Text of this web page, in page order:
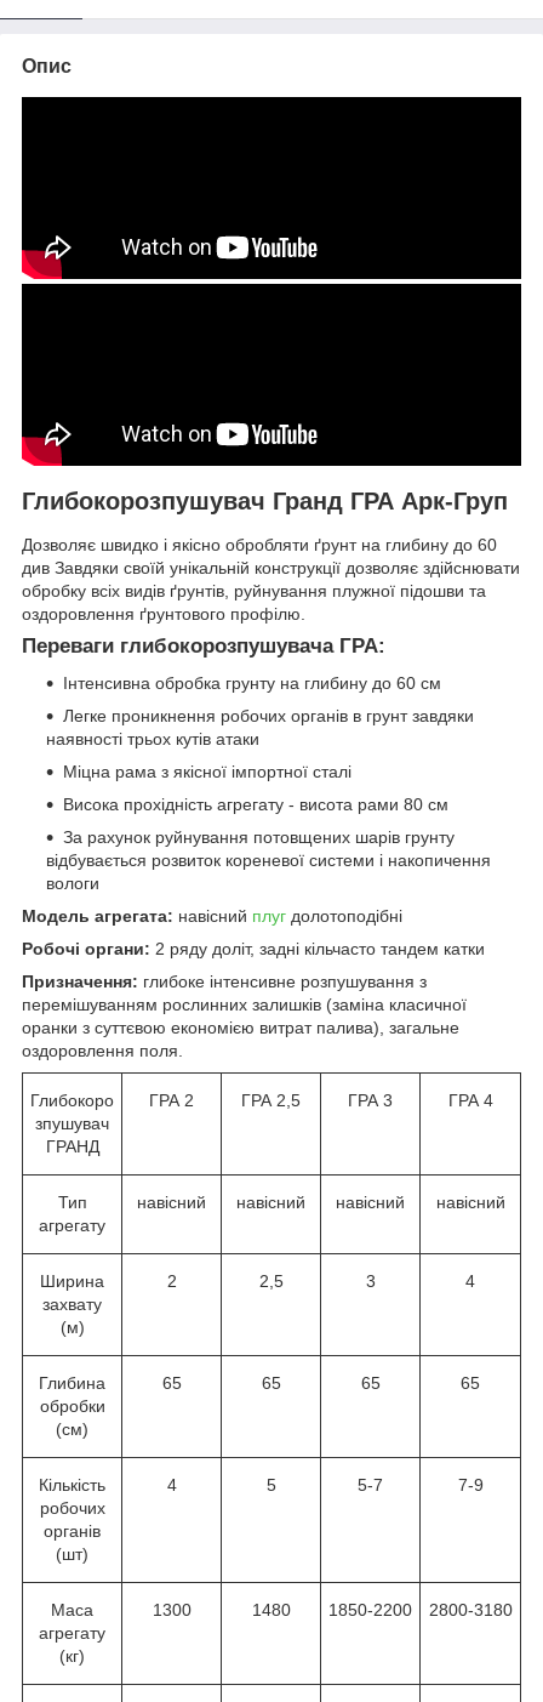
Опис
Глибокорозпушувач Гранд ГРА Арк-Груп
Дозволяє швидко і якісно обробляти ґрунт на глибину до 60
див Завдяки своїй унікальній конструкції дозволяє здійснювати
обробку всіх видів ґрунтів, руйнування плужної підошви та
оздоровлення ґрунтового профілю.
Переваги глибокорозпушувача ГРА:
Інтенсивна обробка грунту на глибину до 60 см
Легке проникнення робочих органів в грунт завдяки
наявності трьох кутів атаки
Міцна рама з якісної імпортної сталі
Висока прохідність агрегату - висота рами 80 см
За рахунок руйнування потовщених шарів грунту
відбувається розвиток кореневої системи і накопичення
вологи
Модель агрегата: навісний плуг долотоподібні
Робочі органи: 2 ряду доліт, задні кільчасто тандем катки
Призначення: глибоке інтенсивне розпушування з
перемішуванням рослинних залишків (заміна класичної
оранки з суттєвою економією витрат палива), загальне
оздоровлення поля.
Глибокоро
зпушувач
ГРАНД
ГРА 2 ГРА 2,5 ГРА 3 ГРА 4
Тип
агрегату
навісний навісний навісний навісний
Ширина
захвату
(м)
2 2,5 3 4
Глибина
обробки
(см)
65 65 65 65
Кількість
робочих
органів
(шт)
4 5 5-7 7-9
Маса
агрегату
(кг)
1300 1480 1850-2200 2800-3180